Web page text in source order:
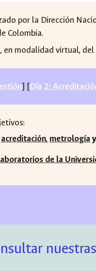
por la Dirección
Colombia.
en modalidad virtual, del
] [Día 2:
acreditación, metrología y
de la